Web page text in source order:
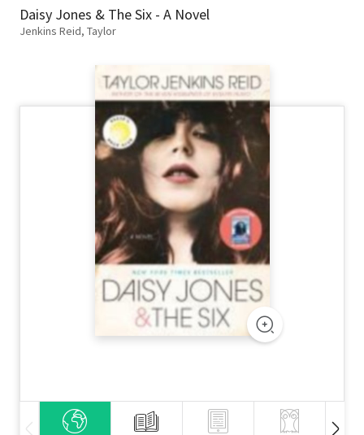
Gyermek- és ifjúsági
Hobbi, szabadidő
Szótár, nyelvkönyv
Tankönyv, segédkönyv
Társadalomtudomány
Természettudomány
Daisy Jones & The Six - A Novel
Jenkins Reid, Taylor